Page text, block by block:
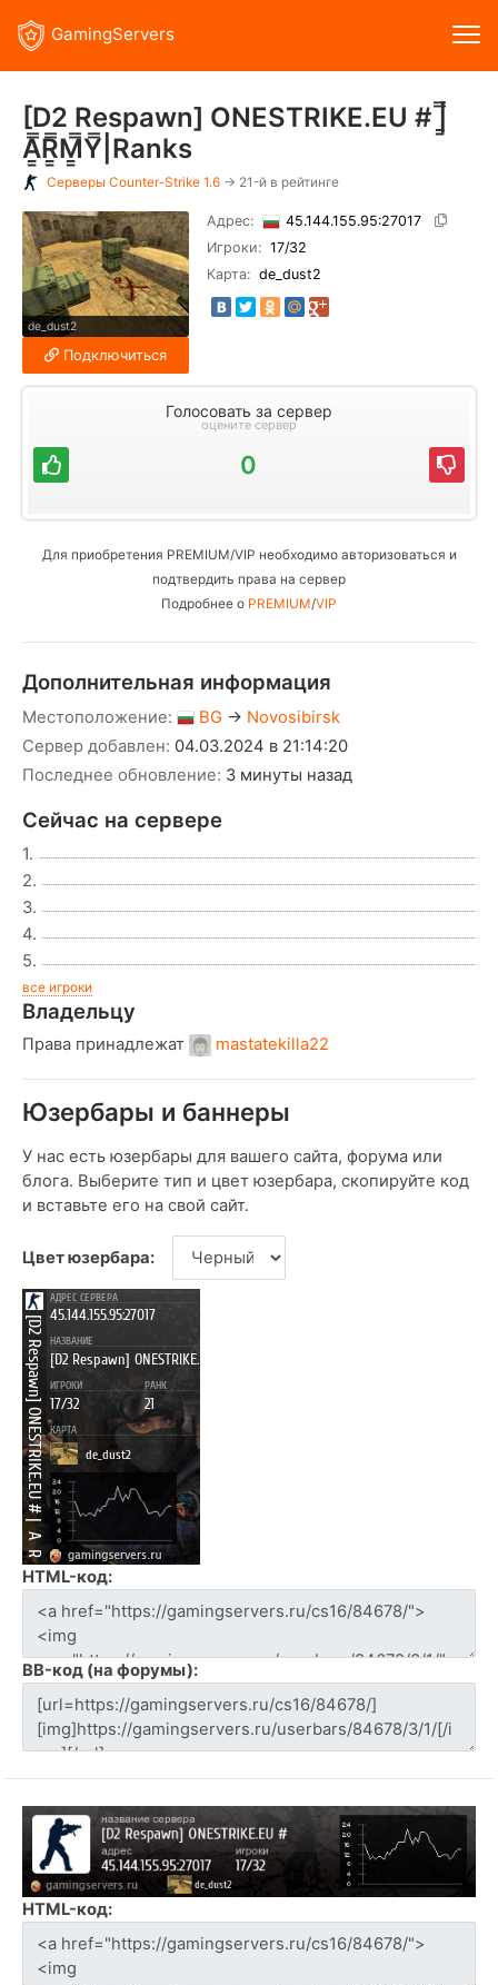
GamingServers
[D2 Respawn] ONESTRIKE.EU # |͇̿
A͇̿R͇̿M͇̿Y̿|Ranks
Серверы Counter-Strike 1.6 → 21-й в рейтинге
de_dust2
Подключиться
Адрес:
45.144.155.95:27017
Игроки: 17/32
Карта: de_dust2
Голосовать за сервер
оцените сервер
0
Для приобретения PREMIUM/VIP необходимо авторизоваться и
подтвердить права на сервер
Подробнее о PREMIUM/VIP
Дополнительная информация
Местоположение: BG → Novosibirsk
Сервер добавлен: 04.03.2024 в 21:14:20
Последнее обновление: 3 минуты назад
Сейчас на сервере
1.
2.
3.
4.
5.
все игроки
Владельцу
Права принадлежат mastatekilla22
Юзербары и баннеры
У нас есть юзербары для вашего сайта, форума или
блога. Выберите тип и цвет юзербара, скопируйте код
и вставьте его на свой сайт.
Цвет юзербара:
HTML-код:
BB-код (на форумы):
HTML-код: